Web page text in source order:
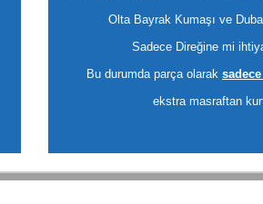
Olta Bayrak Kumaşı ve
Sadece Direğine mi
Bu durumda parça olarak
ekstra masraftan